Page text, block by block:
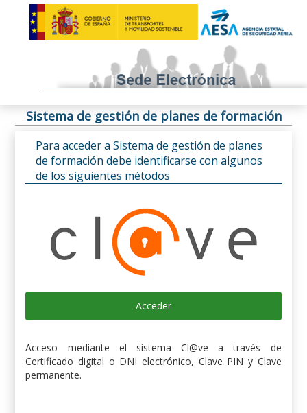
Sistema de gestión de planes de formación
Para acceder a Sistema de gestión de planes
de formación debe identificarse con algunos
de los siguientes métodos
Acceder
Acceso mediante el sistema Cl@ve a través de
Certificado digital o DNI electrónico, Clave PIN y Clave
permanente.